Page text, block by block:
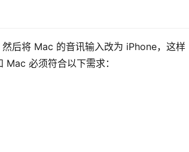
后将 Mac 的音讯输入改为 iPhone，这样
必须符合以下需求：